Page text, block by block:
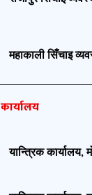
महाकाली सिँचाइ
कार्यालय
यान्त्रिक कार्यालय,